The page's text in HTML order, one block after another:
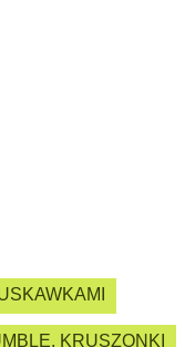
KRUSZONKI